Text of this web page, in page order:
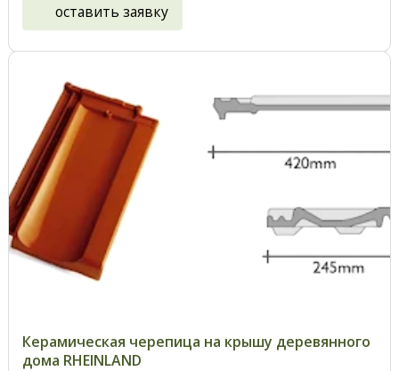
оставить заявку
Керамическая черепица на крышу деревянного
дома RHEINLAND